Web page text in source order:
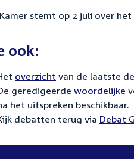
stemt op 2 juli over
ook:
overzicht van de laatste
geredigeerde woordelijke
het uitspreken beschikbaar.
debatten terug via External
Debat